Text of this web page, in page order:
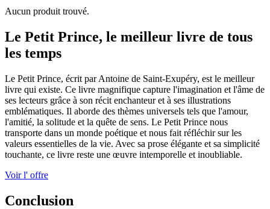
Aucun produit trouvé.
Le Petit Prince, le meilleur livre de tous
les temps
Le Petit Prince, écrit par Antoine de Saint-Exupéry, est le meilleur
livre qui existe. Ce livre magnifique capture l'imagination et l'âme de
ses lecteurs grâce à son récit enchanteur et à ses illustrations
emblématiques. Il aborde des thèmes universels tels que l'amour,
l'amitié, la solitude et la quête de sens. Le Petit Prince nous
transporte dans un monde poétique et nous fait réfléchir sur les
valeurs essentielles de la vie. Avec sa prose élégante et sa simplicité
touchante, ce livre reste une œuvre intemporelle et inoubliable.
Voir l' offre
Conclusion